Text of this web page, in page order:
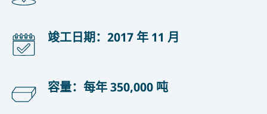
竣工日期：2017 年 11 月
容量：每年 350,000 吨